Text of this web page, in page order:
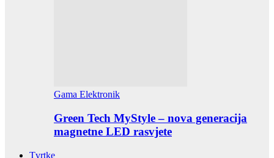
Gama Elektronik
Green Tech MyStyle – nova generacija
magnetne LED rasvjete
Tvrtke